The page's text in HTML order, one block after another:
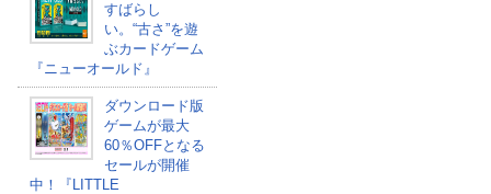
すばらし
い。“古さ”を遊
ぶカードゲーム
『ニューオールド』
ダウンロード版
ゲームが最大
60％OFFとなる
セールが開催
中！『LITTLE